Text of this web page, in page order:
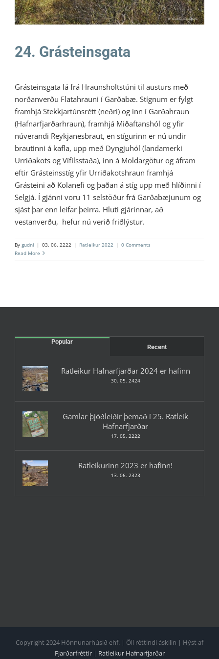
24. Grásteinsgata
Grásteinsgata lá frá Hraunsholtstúni til austurs með
norðanverðu Flatahrauni í Garðabæ. Stígnum er fylgt
framhjá Stekkjartúnsrétt (neðri) og inn í Garðahraun
(Hafnarfjarðarhraun), framhjá Miðaftanshól og yfir
núverandi Reykjanesbraut, en stígurinn er nú undir
brautinni á kafla, upp með Dyngjuhól (landamerki
Urriðakots og Vífilsstaða), inn á Moldargötur og áfram
eftir Grásteinsstíg yfir Urriðakotshraun framhjá
Grásteini að Kolanefi og þaðan á stíg upp með hlíðinni í
Selgjá. Í gjánni voru 11 selstöður frá Garðabæjunum og
sjást þar enn leifar þeirra. Hluti gjárinnar, að
vestanverðu, hefur nú verið friðlýstur.
By gudni | 03. 06. 2222 | Ratleikur 2022 | 0 Comments
Read More
Popular
Recent
Ratleikur Hafnarfjarðar 2024 er hafinn
30. 05. 2424
Gamlar þjóðleiðir þemað í 25. Ratleik
Hafnarfjarðar
17. 05. 2222
Ratleikurinn 2023 er hafinn!
13. 06. 2323
Copyright 2024 Hönnunarhúsið ehf. | Öll réttindi áskilin | Hýst af
Fjarðarfréttir| Ratleikur Hafnarfjarðar